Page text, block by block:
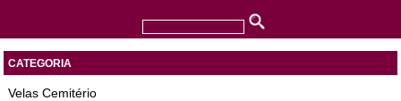
CATEGORIA
Velas Cemitério